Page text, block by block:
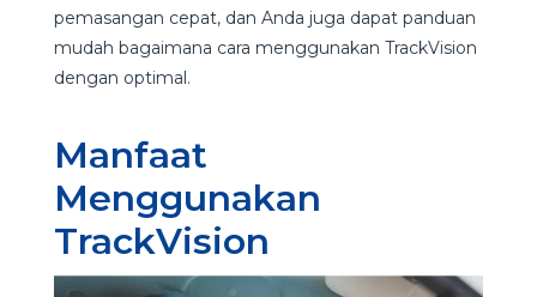
pemasangan cepat, dan Anda juga dapat panduan
mudah bagaimana cara menggunakan TrackVision
dengan optimal.
Manfaat
Menggunakan
TrackVision